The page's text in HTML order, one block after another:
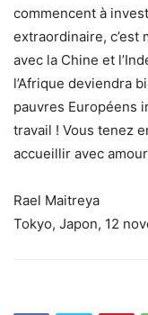
commencent à
extraordinaire, c’est
avec la Chine et
l’Afrique deviendra
pauvres Européens
travail ! Vous tenez
accueillir avec
Rael Maitreya
Tokyo, Japon, 12